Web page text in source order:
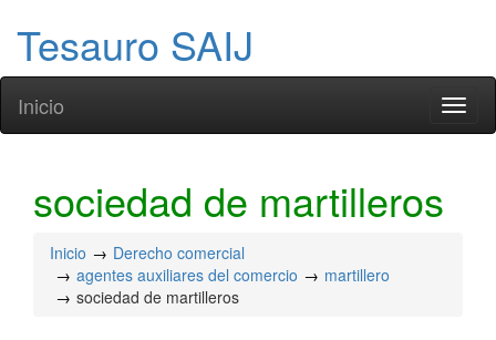
Tesauro SAIJ
Inicio
sociedad de martilleros
Inicio
Derecho comercial
agentes auxiliares del comercio
martillero
sociedad de martilleros